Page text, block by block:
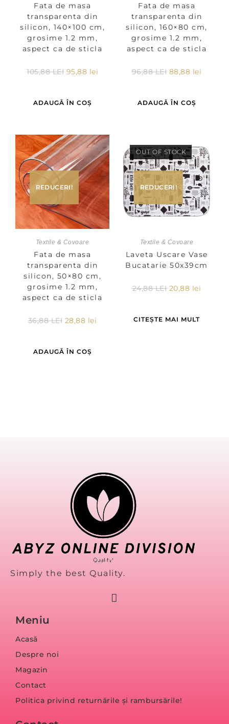
Fata de masa
transparenta din
silicon, 140×100 cm,
grosime 1.2 mm,
aspect ca de sticla
105,88LEI 95,88 lei
ADAUGĂ ÎN COȘ
Fata de masa
transparenta din
silicon, 160×80 cm,
grosime 1.2 mm,
aspect ca de sticla
96,88LEI 88,88 lei
ADAUGĂ ÎN COȘ
REDUCERI!
Textile & Covoare
Fata de masa
transparenta din
silicon, 50×80 cm,
grosime 1.2 mm,
aspect ca de sticla
36,88LEI 28,88 lei
ADAUGĂ ÎN COȘ
OUT OF STOCK
REDUCERI!
Textile & Covoare
Laveta Uscare Vase
Bucatarie 50x39cm
24,88LEI 20,88 lei
CITEȘTE MAI MULT
Simply the best Quality.
Meniu
Acasă
Despre noi
Magazin
Contact
Politica privind returnările și rambursările!